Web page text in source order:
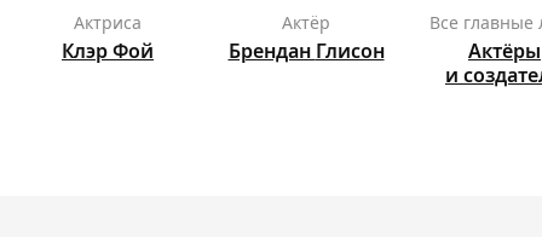
актриса
КлэрФой
актёр
Брендан Глисон
Все
Актёры
и